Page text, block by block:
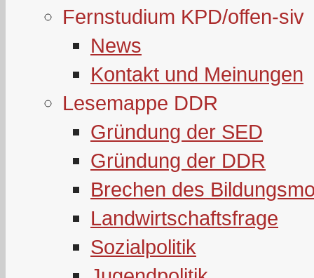
Fernstudium KPD/offen-siv
News
Kontakt und Meinungen
Lesemappe DDR
Gründung der SED
Gründung der DDR
Brechen des
Landwirtschaftsfrage
Sozialpolitik